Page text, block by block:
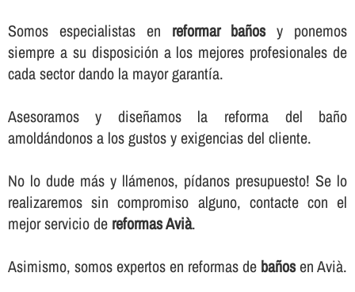
Somos especialistas en reformar bañosy ponemos
siempre a su disposición a los mejores profesionales de
cada sector dando la mayor garantí­a.
Asesoramos y diseñamos la reforma del baño
amoldándonos a los gustos y exigencias del cliente.
No lo dude más y llámenos, pí­danos presupuesto! Se lo
realizaremos sin compromiso alguno, contacte con el
mejor servicio de reformas Avià.
Asimismo, somos expertos en reformas de bañosen Avià.